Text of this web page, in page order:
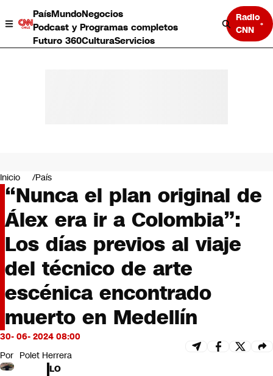
PaísMundoNegocios
Podcast y Programas completos
Futuro 360CulturaServicios
Radio
CNN
Negocios
Deportes
Programas completos
Cultura
Servicios
Bits
CNN tiempo
Futuro 360
Opinión
Inicio País
“Nunca el plan original de
Álex era ir a Colombia”:
Los días previos al viaje
del técnico de arte
escénica encontrado
muerto en Medellín
30- 06- 2024 08:00
Por Polet Herrera
LO